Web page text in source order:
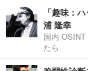
「趣味：
浦 隆幸
国内
たら